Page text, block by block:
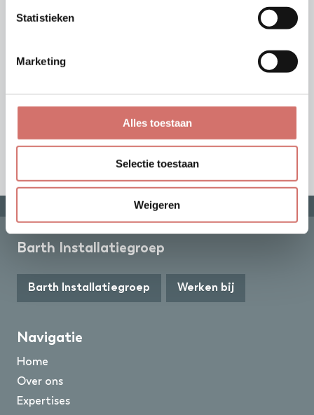
Statistieken
Marketing
Alles toestaan
Selectie toestaan
Weigeren
Barth Installatiegroep
Barth Installatiegroep Werken bij
Navigatie
Home
Over ons
Expertises